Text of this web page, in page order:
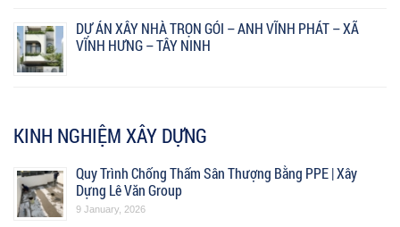
DỰ ÁN XÂY NHÀ TRỌN GÓI – ANH VĨNH PHÁT – XÃ
VĨNH HƯNG – TÂY NINH
KINH NGHIỆM XÂY DỰNG
Quy Trình Chống Thấm Sân Thượng Bằng PPE | Xây
Dựng Lê Văn Group
9 January, 2026